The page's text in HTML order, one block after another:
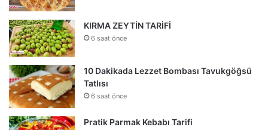
KIRMA ZEYTİN TARİFİ
6 saat önce
10 Dakikada Lezzet Bombası Tavukgöğsü
Tatlısı
6 saat önce
Pratik Parmak Kebabı Tarifi